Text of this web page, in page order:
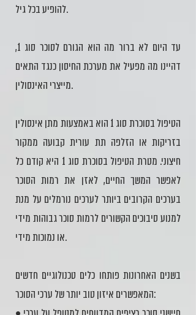
להופיע בכל גיל.
עד היום לא ברור מה הוא הגורם לסוכר סוג 1,
דהיינו מה מפעיל את מערכת החיסון כנגד התאים
מייצרי האינסולין.
הטיפול בסוכרת סוג 1 הוא באמצעות מתן אינסולין
בזריקות או הזלפה תת עורית קבועה ממקור
חיצוני. מטרת הטיפול בסוכרת סוג 1 היא קודם כל
לאפשר המשך החיים, לאזן את רמות הסוכר
בערכים הקרובים ביותר לערכים נורמלים על מנת
למנוע סיבוכים הקשורים לרמות סוכר גבוהות מידי
או נמוכות מידי.
בשנים האחרונות פותחו כלים טכנולוגיים חדשים
המאפשרים איזון טוב יותר של ערכי הסוכר: